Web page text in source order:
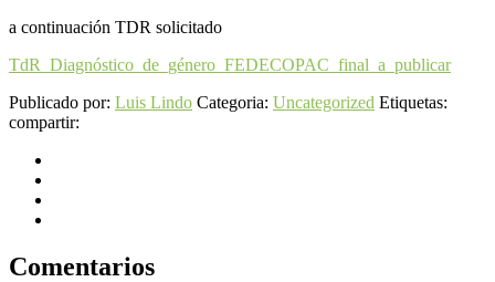
a continuación TDR solicitado
TdR_Diagnóstico_de_género_FEDECOPAC_final_a_publicar
Publicado por: Luis Lindo Categoria: Uncategorized Etiquetas:
compartir:
Comentarios